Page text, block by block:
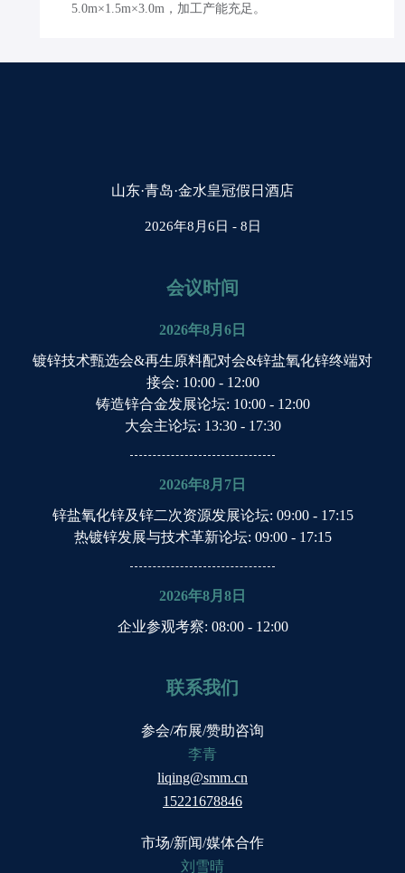
5.0m×1.5m×3.0m，加工产能充足。
山东·青岛·金水皇冠假日酒店
2026年8月6日 - 8日
会议时间
2026年8月6日
镀锌技术甄选会&再生原料配对会&锌盐氧化锌终端对
接会: 10:00 - 12:00
铸造锌合金发展论坛: 10:00 - 12:00
大会主论坛: 13:30 - 17:30
2026年8月7日
锌盐氧化锌及锌二次资源发展论坛: 09:00 - 17:15
热镀锌发展与技术革新论坛: 09:00 - 17:15
2026年8月8日
企业参观考察: 08:00 - 12:00
联系我们
参会/布展/赞助咨询
李青
liqing@smm.cn
15221678846
市场/新闻/媒体合作
刘雪晴